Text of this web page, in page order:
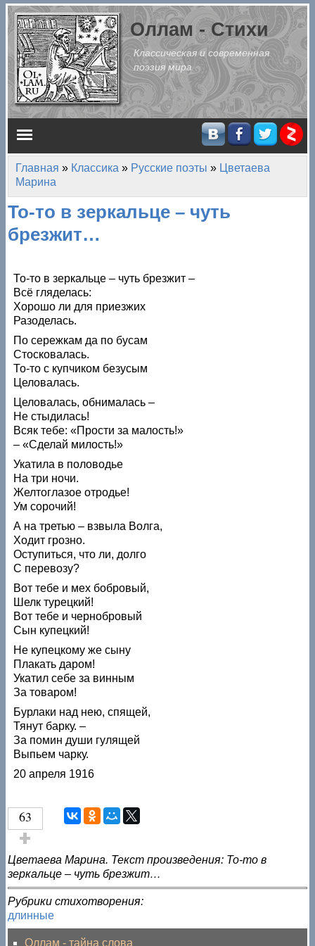
Перейти к основному содержанию
Оллам - Стихи
Классическая и современная
поэзия мира
Главное меню
Вы здесь
Главная » Классика » Русские поэты » Цветаева
Марина
То-то в зеркальце – чуть
брезжит…
То-то в зеркальце – чуть брезжит –
Всё гляделась:
Хорошо ли для приезжих
Разоделась.
По сережкам да по бусам
Стосковалась.
То-то с купчиком безусым
Целовалась.
Целовалась, обнималась –
Не стыдилась!
Всяк тебе: «Прости за малость!»
– «Сделай милость!»
Укатила в половодье
На три ночи.
Желтоглазое отродье!
Ум сорочий!
А на третью – взвыла Волга,
Ходит грозно.
Оступиться, что ли, долго
С перевозу?
Вот тебе и мех бобровый,
Шелк турецкий!
Вот тебе и чернобровый
Сын купецкий!
Не купецкому же сыну
Плакать даром!
Укатил себе за винным
За товаром!
Бурлаки над нею, спящей,
Тянут барку. –
За помин души гулящей
Выпьем чарку.
20 апреля 1916
63
Голос за!
Цветаева Марина. Текст произведения: То-то в
зеркальце – чуть брезжит…
Рубрики стихотворения:
длинные
Оллам - тайна слова